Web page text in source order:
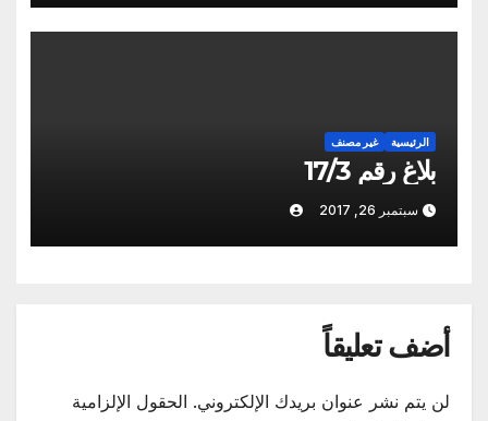
الرئيسية غير مصنف
بلاغ رقم 17/3
سبتمبر 26, 2017
أضف تعليقاً
لن يتم نشر عنوان بريدك الإلكتروني. الحقول الإلزامية